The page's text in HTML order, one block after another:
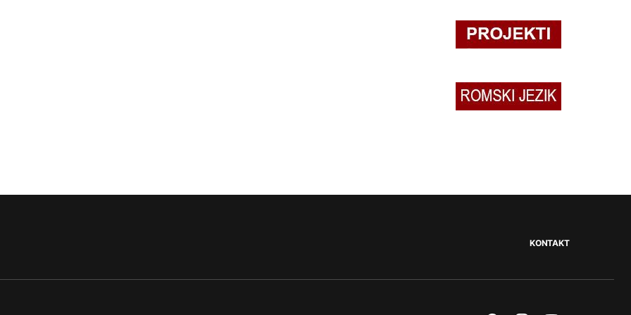
KONTAKT